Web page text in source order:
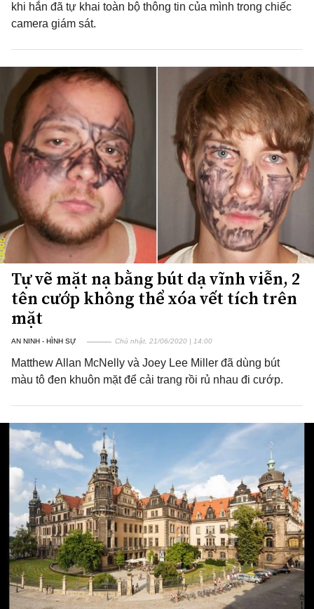
khi hắn đã tự khai toàn bộ thông tin của mình trong chiếc
camera giám sát.
Tự vẽ mặt nạ bằng bút dạ vĩnh viễn, 2
tên cướp không thể xóa vết tích trên
mặt
AN NINH - HÌNH SỰ Chủ nhật, 21/06/2020 | 14:00
Matthew Allan McNelly và Joey Lee Miller đã dùng bút
màu tô đen khuôn mặt để cải trang rồi rủ nhau đi cướp.